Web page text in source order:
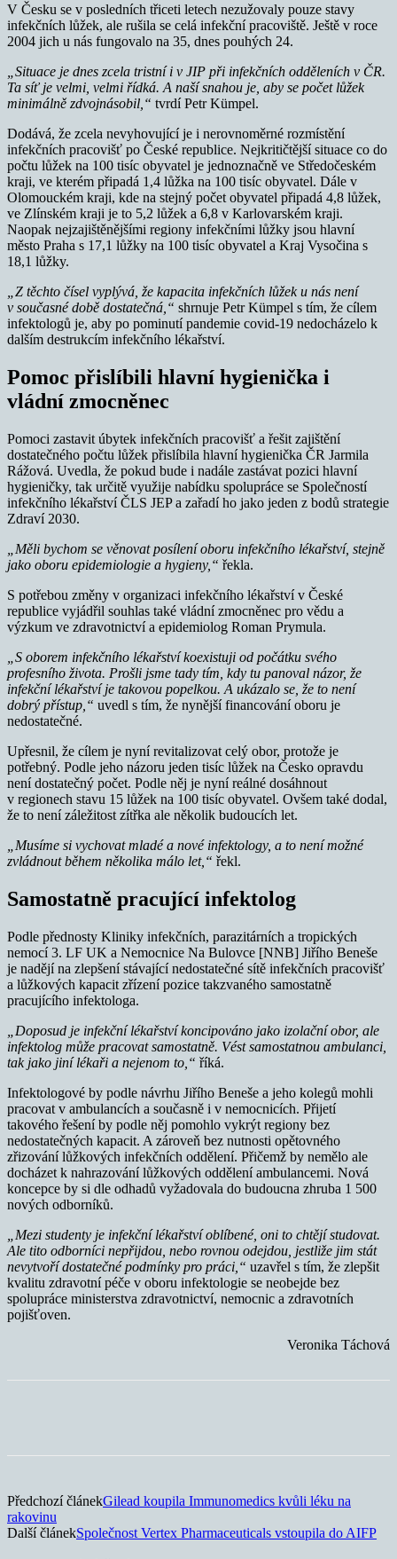
V Česku se v posledních třiceti letech nezužovaly pouze stavy
infekčních lůžek, ale rušila se celá infekční pracoviště. Ještě v roce
2004 jich u nás fungovalo na 35, dnes pouhých 24.
„Situace je dnes zcela tristní i v JIP při infekčních odděleních v ČR.
Ta síť je velmi, velmi řídká. A naší snahou je, aby se počet lůžek
minimálně zdvojnásobil,“ tvrdí Petr Kümpel.
Dodává, že zcela nevyhovující je i nerovnoměrné rozmístění
infekčních pracovišť po České republice. Nejkritičtější situace co do
počtu lůžek na 100 tisíc obyvatel je jednoznačně ve Středočeském
kraji, ve kterém připadá 1,4 lůžka na 100 tisíc obyvatel. Dále v
Olomouckém kraji, kde na stejný počet obyvatel připadá 4,8 lůžek,
ve Zlínském kraji je to 5,2 lůžek a 6,8 v Karlovarském kraji.
Naopak nejzajištěnějšími regiony infekčními lůžky jsou hlavní
město Praha s 17,1 lůžky na 100 tisíc obyvatel a Kraj Vysočina s
18,1 lůžky.
„Z těchto čísel vyplývá, že kapacita infekčních lůžek u nás není
v současné době dostatečná,“ shrnuje Petr Kümpel s tím, že cílem
infektologů je, aby po pominutí pandemie covid-19 nedocházelo k
dalším destrukcím infekčního lékařství.
Pomoc přislíbili hlavní hygienička i
vládní zmocněnec
Pomoci zastavit úbytek infekčních pracovišť a řešit zajištění
dostatečného počtu lůžek přislíbila hlavní hygienička ČR Jarmila
Rážová. Uvedla, že pokud bude i nadále zastávat pozici hlavní
hygieničky, tak určitě využije nabídku spolupráce se Společností
infekčního lékařství ČLS JEP a zařadí ho jako jeden z bodů strategie
Zdraví 2030.
„Měli bychom se věnovat posílení oboru infekčního lékařství, stejně
jako oboru epidemiologie a hygieny,“ řekla.
S potřebou změny v organizaci infekčního lékařství v České
republice vyjádřil souhlas také vládní zmocněnec pro vědu a
výzkum ve zdravotnictví a epidemiolog Roman Prymula.
„S oborem infekčního lékařství koexistuji od počátku svého
profesního života. Prošli jsme tady tím, kdy tu panoval názor, že
infekční lékařství je takovou popelkou. A ukázalo se, že to není
dobrý přístup,“ uvedl s tím, že nynější financování oboru je
nedostatečné.
Upřesnil, že cílem je nyní revitalizovat celý obor, protože je
potřebný. Podle jeho názoru jeden tisíc lůžek na Česko opravdu
není dostatečný počet. Podle něj je nyní reálné dosáhnout
v regionech stavu 15 lůžek na 100 tisíc obyvatel. Ovšem také dodal,
že to není záležitost zítřka ale několik budoucích let.
„Musíme si vychovat mladé a nové infektology, a to není možné
zvládnout během několika málo let,“ řekl.
Samostatně pracující infektolog
Podle přednosty Kliniky infekčních, parazitárních a tropických
nemocí 3. LF UK a Nemocnice Na Bulovce [NNB] Jiřího Beneše
je nadějí na zlepšení stávající nedostatečné sítě infekčních pracovišť
a lůžkových kapacit zřízení pozice takzvaného samostatně
pracujícího infektologa.
„Doposud je infekční lékařství koncipováno jako izolační obor, ale
infektolog může pracovat samostatně. Vést samostatnou ambulanci,
tak jako jiní lékaři a nejenom to,“ říká.
Infektologové by podle návrhu Jiřího Beneše a jeho kolegů mohli
pracovat v ambulancích a současně i v nemocnicích. Přijetí
takového řešení by podle něj pomohlo vykrýt regiony bez
nedostatečných kapacit. A zároveň bez nutnosti opětovného
zřizování lůžkových infekčních oddělení. Přičemž by nemělo ale
docházet k nahrazování lůžkových oddělení ambulancemi. Nová
koncepce by si dle odhadů vyžadovala do budoucna zhruba 1 500
nových odborníků.
„Mezi studenty je infekční lékařství oblíbené, oni to chtějí studovat.
Ale tito odborníci nepřijdou, nebo rovnou odejdou, jestliže jim stát
nevytvoří dostatečné podmínky pro práci,“ uzavřel s tím, že zlepšit
kvalitu zdravotní péče v oboru infektologie se neobejde bez
spolupráce ministerstva zdravotnictví, nemocnic a zdravotních
pojišťoven.
Veronika Táchová
Předchozí článekGilead koupila Immunomedics kvůli léku na
rakovinu
Další článekSpolečnost Vertex Pharmaceuticals vstoupila do AIFP